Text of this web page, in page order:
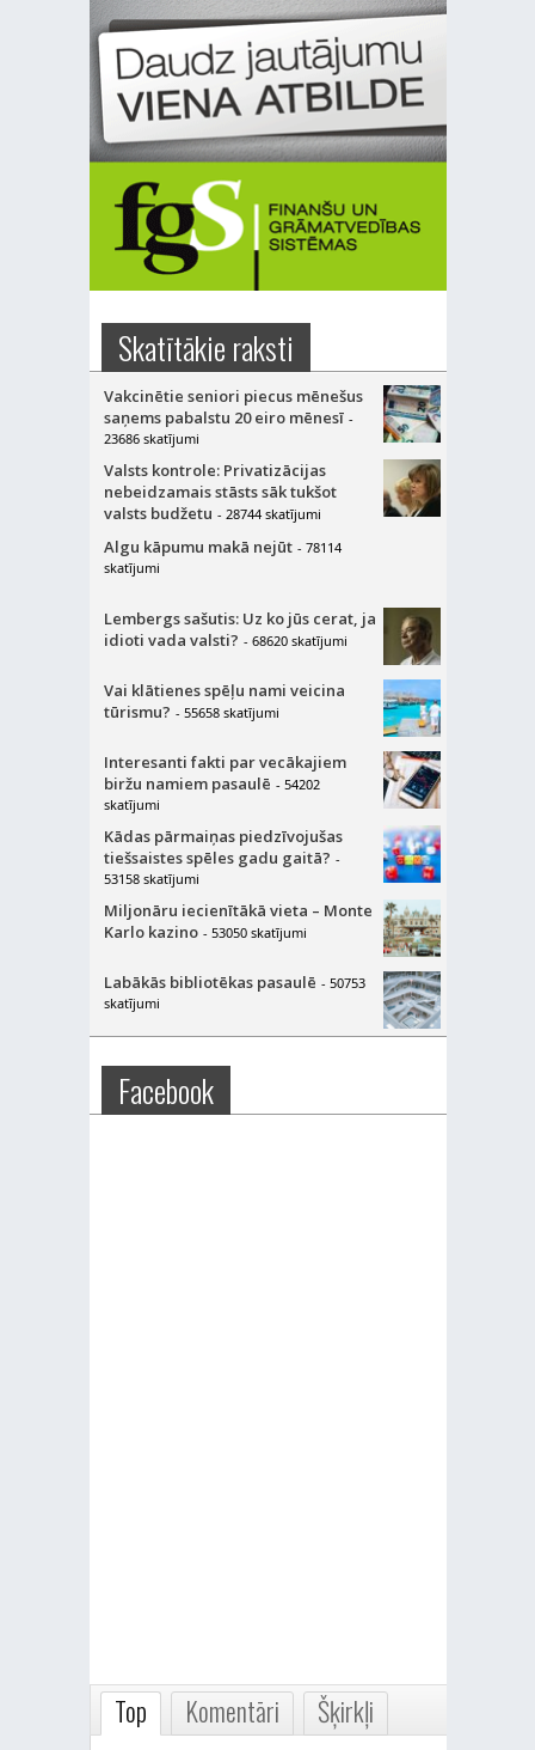
Skatītākie raksti
Vakcinētie seniori piecus mēnešus
saņems pabalstu 20 eiro mēnesī -
23686 skatījumi
Valsts kontrole: Privatizācijas
nebeidzamais stāsts sāk tukšot
valsts budžetu - 28744 skatījumi
Algu kāpumu makā nejūt - 78114
skatījumi
Lembergs sašutis: Uz ko jūs cerat, ja
idioti vada valsti? - 68620 skatījumi
Vai klātienes spēļu nami veicina
tūrismu? - 55658 skatījumi
Interesanti fakti par vecākajiem
biržu namiem pasaulē - 54202
skatījumi
Kādas pārmaiņas piedzīvojušas
tiešsaistes spēles gadu gaitā? -
53158 skatījumi
Miljonāru iecienītākā vieta – Monte
Karlo kazino - 53050 skatījumi
Labākās bibliotēkas pasaulē - 50753
skatījumi
Facebook
Top Komentāri Šķirkļi